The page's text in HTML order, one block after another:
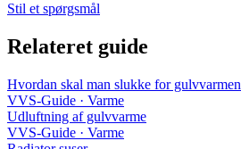
Stil et spørgsmål
Relateret guide
Hvordan skal man slukke for gulvvarmen
VVS-Guide · Varme
Udluftning af gulvvarme
VVS-Guide · Varme